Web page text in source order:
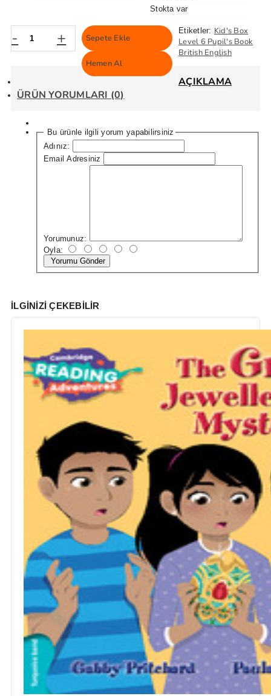
Stokta var
- + Sepete Ekle
Hemen Al
Etiketler: Kid's Box
Level 6 Pupil's Book
British English
AÇIKLAMA
ÜRÜN YORUMLARI (0)
Bu ürünle ilgili yorum yapabilirsiniz
Adınız:
Email Adresiniz
Yorumunuz:
Oyla:
Yorumu Gönder
İLGINIZI ÇEKEBILIR